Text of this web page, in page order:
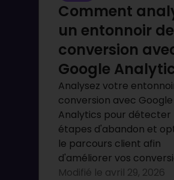
Comment
un entonnoir de
conversion
Google
Analysez votre
conversion avec Google
Analytics pour détecter
étapes d'abandon et
le parcours client afin
d'améliorer vos
Modifié le avril 29, 2026